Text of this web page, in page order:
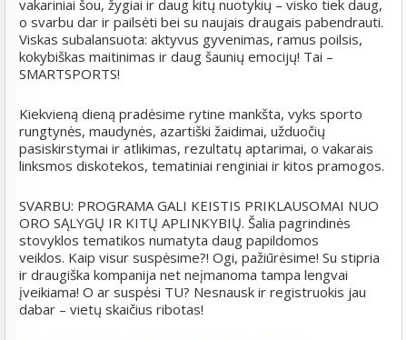
vakariniai šou, žygiai ir daug kitų nuotykių – visko tiek daug,
o svarbu dar ir pailsėti bei su naujais draugais pabendrauti.
Viskas subalansuota: aktyvus gyvenimas, ramus poilsis,
kokybiškas maitinimas ir daug šaunių emocijų! Tai –
SMARTSPORTS!
Kiekvieną dieną pradėsime rytine mankšta, vyks sporto
rungtynės, maudynės, azartiški žaidimai, užduočių
pasiskirstymai ir atlikimas, rezultatų aptarimai, o vakarais
linksmos diskotekos, tematiniai renginiai ir kitos pramogos.
SVARBU: PROGRAMA GALI KEISTIS PRIKLAUSOMAI NUO
ORO SĄLYGŲ IR KITŲ APLINKYBIŲ. Šalia pagrindinės
stovyklos tematikos numatyta daug papildomos
veiklos. Kaip visur suspėsime?! Ogi, pažiūrėsime! Su stipria
ir draugiška kompanija net neįmanoma tampa lengvai
įveikiama! O ar suspėsi TU? Nesnausk ir registruokis jau
dabar – vietų skaičius ribotas!